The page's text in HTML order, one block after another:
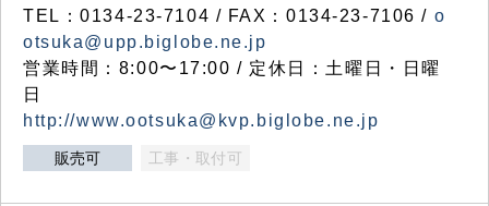
TEL：0134-23-7104 / FAX：0134-23-7106 / o
otsuka@upp.biglobe.ne.jp
営業時間：8:00〜17:00 / 定休日：土曜日・日曜
日
http://www.ootsuka@kvp.biglobe.ne.jp
販売可 工事・取付可